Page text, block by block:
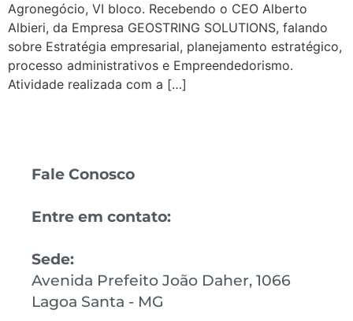
Agronegócio, VI bloco. Recebendo o CEO Alberto
Albieri, da Empresa GEOSTRING SOLUTIONS, falando
sobre Estratégia empresarial, planejamento estratégico,
processo administrativos e Empreendedorismo.
Atividade realizada com a […]
Fale Conosco
Entre em contato:
Sede:
Avenida Prefeito João Daher, 1066
Lagoa Santa - MG